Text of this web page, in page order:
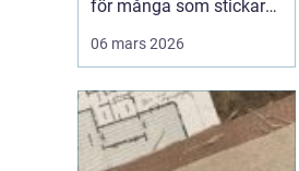
för många som stickar
hållbara kvaliteter och
moderna färger gör att
g...
06 mars 2026